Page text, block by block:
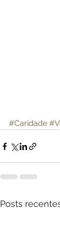
#Caridade
Posts